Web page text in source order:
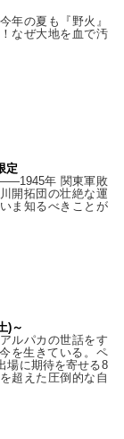
年の夏も『野火』
なぜ大地を血で汚
定
年 関東軍敗
開拓団の壮絶な運
ま知るべきことが
)～
ルパカの世話をす
を生きている。ペ
場に期待を寄せる8
超えた圧倒的な自